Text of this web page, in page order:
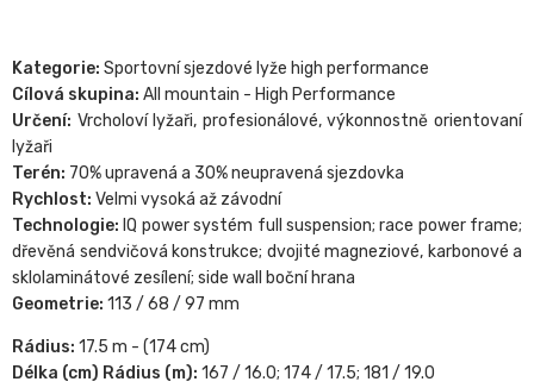
Kategorie: Sportovní sjezdové lyže high performance
Cílová skupina: All mountain - High Performance
Určení: Vrcholoví lyžaři, profesionálové, výkonnostně orientovaní
lyžaři
Terén: 70% upravená a 30% neupravená sjezdovka
Rychlost: Velmi vysoká až závodní
Technologie: IQ power systém full suspension; race power frame;
dřevěná sendvičová konstrukce; dvojité magneziové, karbonové a
sklolaminátové zesílení; side wall boční hrana
Geometrie: 113 / 68 / 97 mm
Rádius: 17.5 m - (174 cm)
Délka (cm) Rádius (m): 167 / 16.0; 174 / 17.5; 181 / 19.0